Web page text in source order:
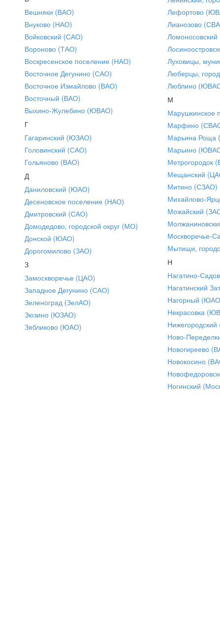
Вешняки (ВАО)
Внуково (НАО)
Войковский (САО)
Вороново (ТАО)
Воскресенское поселение (НАО)
Восточное Дегунино (САО)
Восточное Измайлово (ВАО)
Восточный (ВАО)
Выхино-Жулебино (ЮВАО)
Г
Гагаринский (ЮЗАО)
Головинский (САО)
Гольяново (ВАО)
Д
Даниловский (ЮАО)
Десеновское поселение (НАО)
Дмитровский (САО)
Домодедово, городской округ (МО)
Донской (ЮАО)
Дорогомилово (ЗАО)
З
Замоскворечье (ЦАО)
Западное Дегунино (САО)
Зеленоград (ЗелАО)
Зюзино (ЮЗАО)
Зябликово (ЮАО)
Лефортово
Лианозово
Луховицы,
Люберцы,
Люблино
М
Марушкинское
Марфино
Марьина Роща
Марьино
Метрогородок
Мещанский
Митино (СЗАО)
Михайлово-
Можайский
Москворечье-
Мытищи,
Н
Нагатино-
Нагатинский
Нагорный
Некрасовка
Ново-
Новогиреево
Новокосино
Ногинский